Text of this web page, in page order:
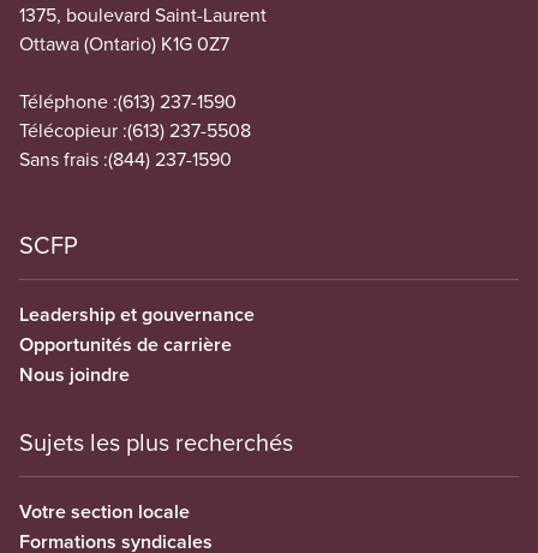
1375, boulevard Saint-Laurent
Ottawa (Ontario) K1G 0Z7
Téléphone :(613) 237-1590
Télécopieur :(613) 237-5508
Sans frais :(844) 237-1590
SCFP
Leadership et gouvernance
Opportunités de carrière
Nous joindre
Sujets les plus recherchés
Votre section locale
Formations syndicales